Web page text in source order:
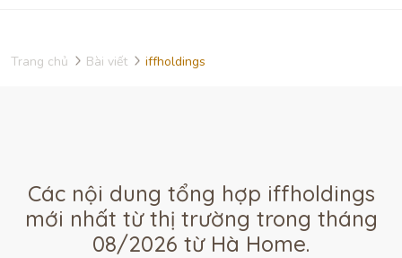
Trang chủ Bài viết iffholdings
Các nội dung tổng hợp iffholdings
mới nhất từ thị trường trong tháng
08/2026 từ Hà Home.